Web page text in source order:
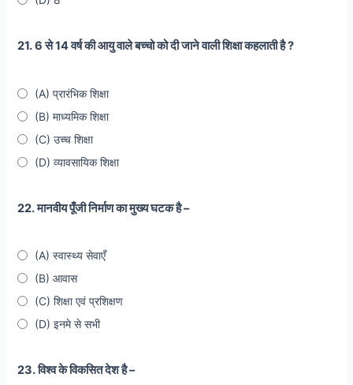
21. 6 से 14 वर्ष की आयु वाले बच्चो को दी जाने वाली शिक्षा कहलाती है ?
(A) प्रारंभिक शिक्षा
(B) माध्यमिक शिक्षा
(C) उच्च शिक्षा
(D) व्यावसायिक शिक्षा
22. मानवीय पूँजी निर्माण का मुख्य घटक है –
(A) स्वास्थ्य सेवाएँ
(B) आवास
(C) शिक्षा एवं प्रशिक्षण
(D) इनमे से सभी
23. विश्व के विकसित देश है –